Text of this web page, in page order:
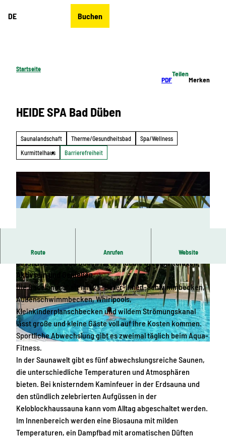
DE Buchen
Startseite
PDF
Teilen
Merken
HEIDE SPA Bad Düben
Saunalandschaft Therme/Gesundheitsbad
Spa/Wellness
Kurmittelhaus
Barrierefreiheit
© HEIDE SPA | KI-optimiert
© HEIDE SPA | KI-optimiert
Route Anrufen Website
Badelandschaft, Saunawelt, Restaurants und vieles mehr –
das HEIDE SPA Bad Düben ist der ideale Ort zum Relaxen,
Aktivsein und Genießen.
Die Badelandschaft mit 25-Meter-Innen-Schwimmbecken,
Außenschwimmbecken, Whirlpools,
Kleinkinderplanschbecken und wildem Strömungskanal
lässt große und kleine Gäste voll auf ihre Kosten kommen.
Sportliche Abwechslung gibt es zweimal täglich beim Aqua-
Fitness.
In der Saunawelt gibt es fünf abwechslungsreiche Saunen,
die unterschiedliche Temperaturen und Atmosphären
bieten. Bei knisterndem Kaminfeuer in der Erdsauna und
den stündlich zelebrierten Aufgüssen in der
Keloblockhaussauna kann vom Alltag abgeschaltet werden.
Im Innenbereich werden eine Biosauna mit milden
Temperaturen, ein Dampfbad mit aromatischen Düften